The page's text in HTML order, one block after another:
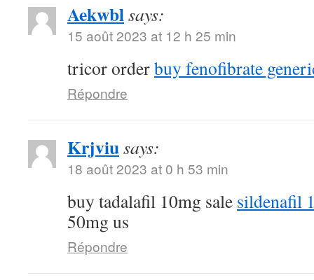
Aekwblsays:
15 août 2023 at 12 h 25 min
tricor orderbuy fenofibrate
Répondre
Krjviusays:
18 août 2023 at 0 h 53 min
buy tadalafil 10mg sale sildenafil
50mg us
Répondre